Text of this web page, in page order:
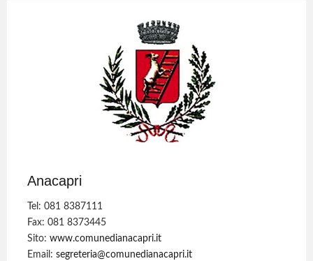
Anacapri
Tel: 081 8387111
Fax: 081 8373445
Sito:www.comunedianacapri.it
Email:segreteria@comunedianacapri.it